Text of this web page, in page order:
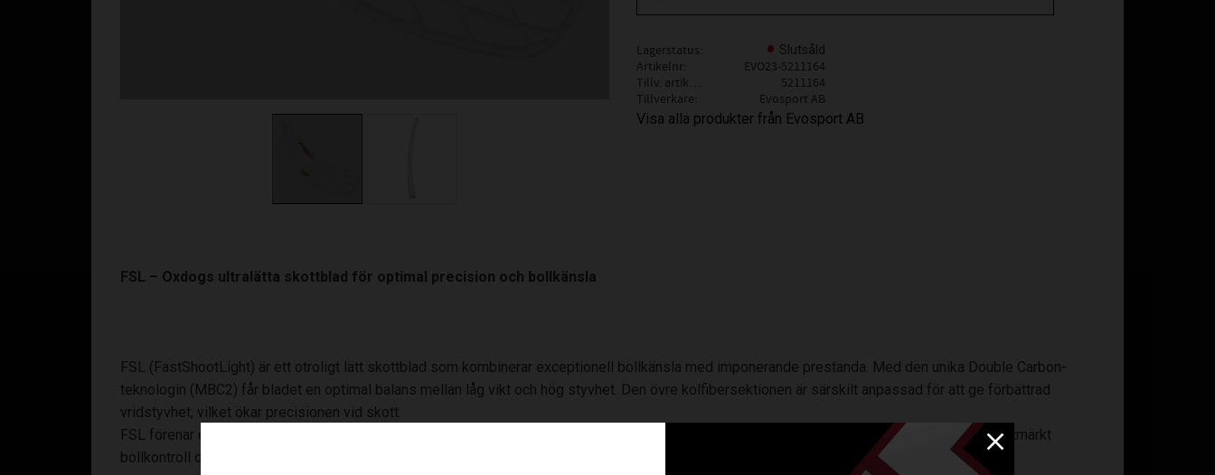
Lagerstatus Slutsåld
Artikelnr
EVO23-5211164
Tillv. artikelnr
5211164
Tillverkare
Evosport AB
Visa alla produkter från Evosport AB
FSL – Oxdogs ultralätta skottblad för optimal precision och bollkänsla
FSL (FastShootLight) är ett otroligt lätt skottblad som kombinerar exceptionell bollkänsla med imponerande prestanda. Med den unika Double Carbon-
teknologin (MBC2) får bladet en optimal balans mellan låg vikt och hög styvhet. Den övre kolfibersektionen är särskilt anpassad för att ge förbättrad
vridstyvhet, vilket ökar precisionen vid skott.
FSL förenar de bästa egenskaperna från Oxdogs populära Avox- och OptiLight-blad. Med en stor konkavitet på 9,5 mm erbjuder bladet både utmärkt
bollkontroll och en skön spelkänsla. Perfekt för spelare som söker lätthet, balans och skott i toppklass!